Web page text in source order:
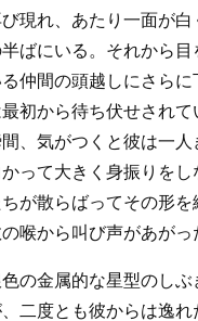
現れ、あたり一面が
ばにいる。それから
仲間の頭越しにさら
初から待ち伏せされ
、気がつくと彼は一
って大きく身振りを
が散らばってその形
喉から叫び声があがっ
の金属的な星型のし
二度とも彼からは逸れ